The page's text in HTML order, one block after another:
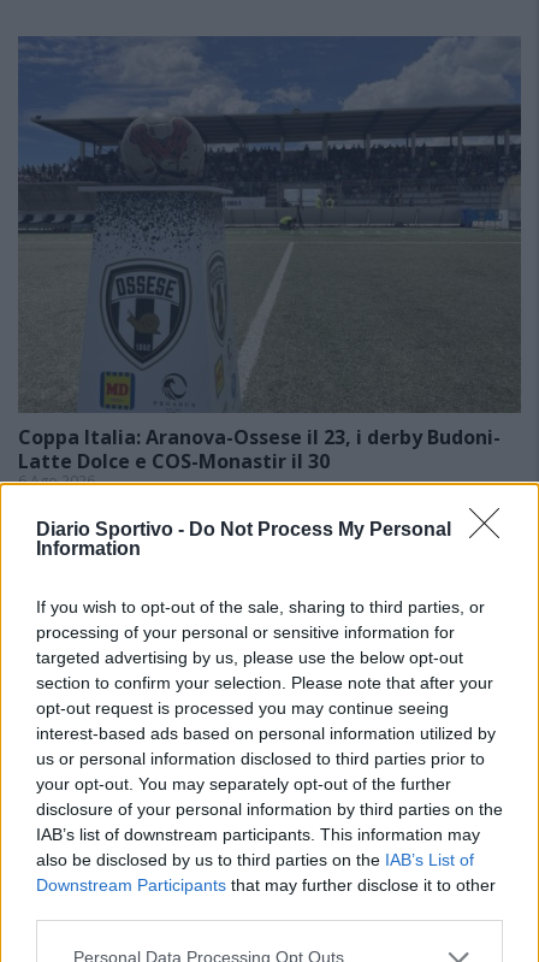
Diario Sportivo - Do Not Process My Personal
Information
If you wish to opt-out of the sale, sharing to third parties, or
processing of your personal or sensitive information for
targeted advertising by us, please use the below opt-out
section to confirm your selection. Please note that after your
opt-out request is processed you may continue seeing
interest-based ads based on personal information utilized by
us or personal information disclosed to third parties prior to
your opt-out. You may separately opt-out of the further
disclosure of your personal information by third parties on the
IAB’s list of downstream participants. This information may
also be disclosed by us to third parties on the IAB’s List of
Downstream Participants that may further disclose it to other
Personal Data Processing Opt Outs
Coppa Italia: Aranova-Ossese il 23, i derby Budoni-
Latte Dolce e COS-Monastir il 30
6 Ago 2026
settembre, sarà la Coppa Italia a inaugurare la nuova stagione della
D: la 26ª edizione partirà il 23 agosto con il turno preliminare,…
Le 5 sarde ancora nel girone G con 8 squadre
laziali, 4 campane e la novità dei molisani del
Venafro
6 Ago 2026
Anche il Fasano out e le ammissioni salgono
a sei, l'Ilva è la prima società tra le non
ripescate
5 Ago 2026
Latte Dolce, Luigi Piredda il primo dei
confermati
4 Ago 2026
Monastir, dopo 43 anni di presidenza